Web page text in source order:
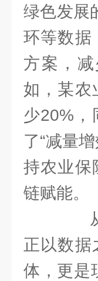
绿色发展
环等数据
方案，
如，某农
少20%，
了“减量
持农业保
链赋能。
从“
正以数据
体，更是